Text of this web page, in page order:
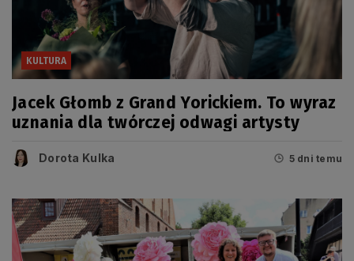
KULTURA
Jacek Głomb z Grand Yorickiem. To wyraz
uznania dla twórczej odwagi artysty
Dorota Kulka 5 dni temu